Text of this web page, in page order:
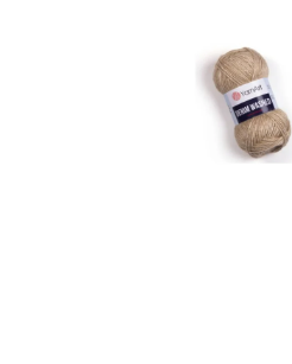
Doporučujeme